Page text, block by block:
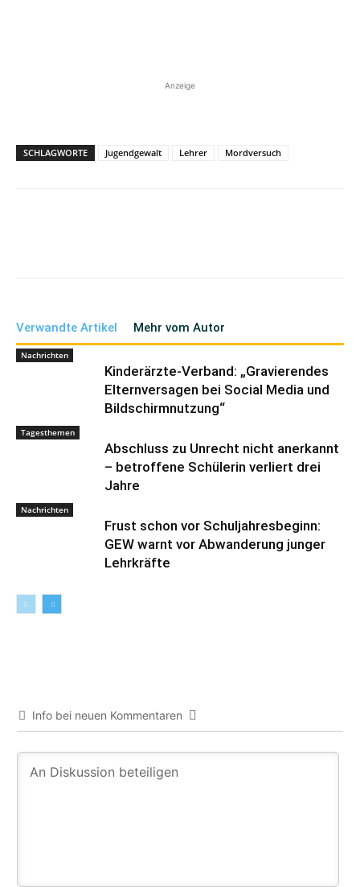
Anzeige
SCHLAGWORTE Jugendgewalt Lehrer Mordversuch
Verwandte Artikel Mehr vom Autor
Nachrichten
Kinderärzte-Verband: „Gravierendes
Elternversagen bei Social Media und
Bildschirmnutzung“
Tagesthemen
Abschluss zu Unrecht nicht anerkannt
– betroffene Schülerin verliert drei
Jahre
Nachrichten
Frust schon vor Schuljahresbeginn:
GEW warnt vor Abwanderung junger
Lehrkräfte
Info bei neuen Kommentaren